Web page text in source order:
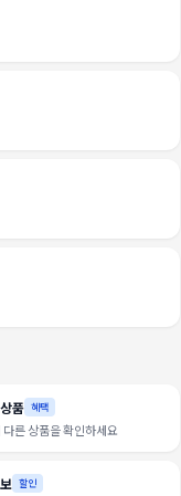
품 혜택
른 상품을 확인하세요
할인